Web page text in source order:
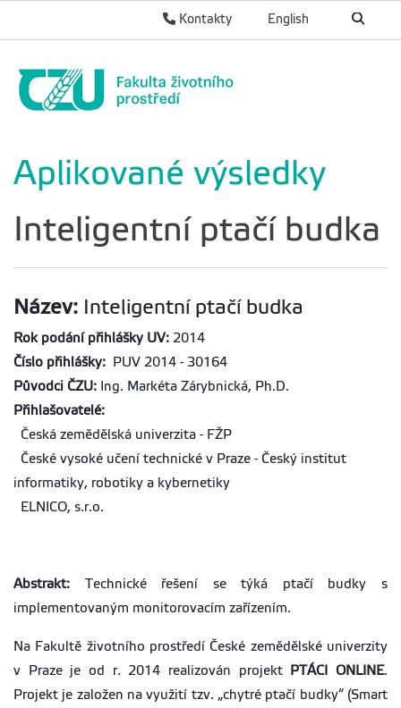
English
Kontakty
Aplikované výsledky
Inteligentní ptačí budka
Název: Inteligentní ptačí budka
Rok podání přihlášky UV: 2014
Číslo přihlášky: PUV 2014 - 30164
Původci ČZU: Ing. Markéta Zárybnická, Ph.D.
Přihlašovatelé:
Česká zemědělská univerzita - FŽP
České vysoké učení technické v Praze - Český institut
informatiky, robotiky a kybernetiky
ELNICO, s.r.o.
Abstrakt: Technické řešení se týká ptačí budky s
implementovaným monitorovacím zařízením.
Na Fakultě životního prostředí České zemědělské univerzity
v Praze je od r. 2014 realizován projekt
PTÁCI ONLINE.
Projekt je založen na využití tzv. „chytré ptačí budky“ (Smart